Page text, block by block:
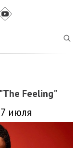
Feeling"
июля